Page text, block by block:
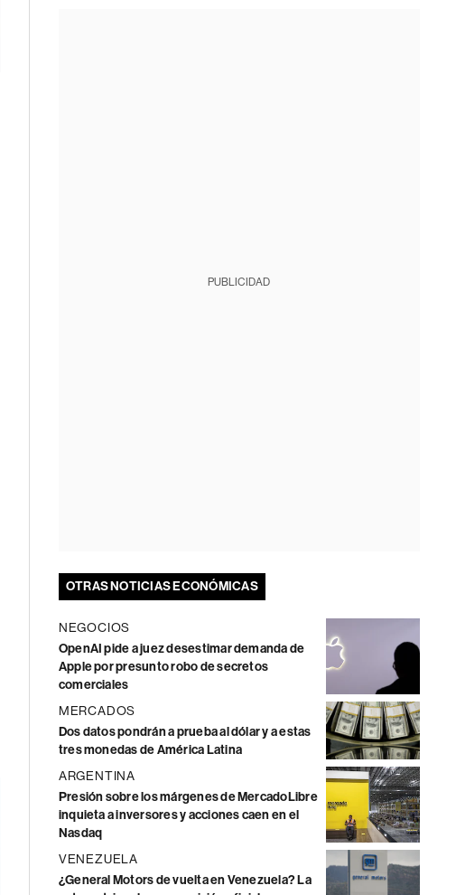
PUBLICIDAD
OTRAS NOTICIAS ECONÓMICAS
NEGOCIOS
OpenAI pide a juez desestimar demanda de
Apple por presunto robo de secretos
comerciales
MERCADOS
Dos datos pondrán a prueba al dólar y a estas
tres monedas de América Latina
ARGENTINA
Presión sobre los márgenes de MercadoLibre
inquieta a inversores y acciones caen en el
Nasdaq
VENEZUELA
¿General Motors de vuelta en Venezuela? La